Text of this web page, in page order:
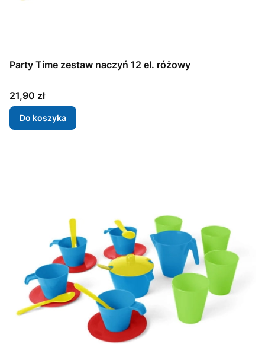
Party Time zestaw naczyń 12 el. różowy
Cena
21,90 zł
Do koszyka